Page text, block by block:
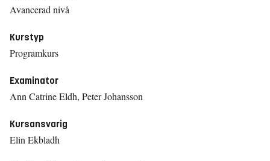
Avancerad nivå
Kurstyp
Programkurs
Examinator
Ann Catrine Eldh, Peter Johansson
Kursansvarig
Elin Ekbladh